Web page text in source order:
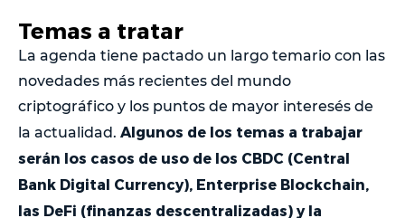
Temas a tratar
La agenda tiene pactado un largo temario con las
novedades más recientes del mundo
criptográfico y los puntos de mayor interesés de
la actualidad. Algunos de los temas a trabajar
serán los casos de uso de los CBDC (Central
Bank Digital Currency), Enterprise Blockchain,
las DeFi (finanzas descentralizadas) y la